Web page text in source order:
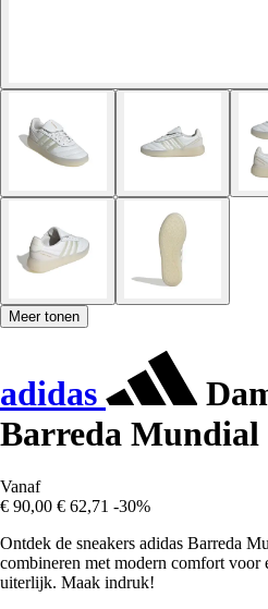
Meer tonen
adidas
Barreda Mundial
Vanaf
€ 90,00 € 62,71 -30%
Ontdek de sneakers adidas Barreda
combineren met modern comfort voor
uiterlijk. Maak indruk!